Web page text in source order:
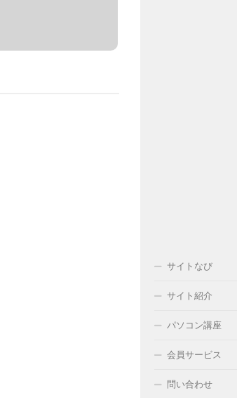
サイトなび
サイト紹介
パソコン講座
会員サービス
問い合わせ